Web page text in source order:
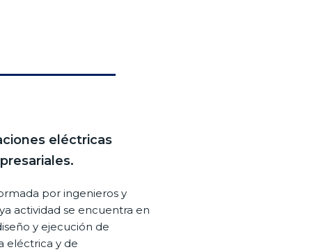
eléctricas
por ingenieros y
actividad se encuentra en
y ejecución de
eléctrica y de